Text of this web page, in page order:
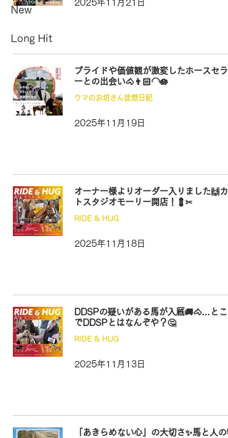
New
Long Hit
2025年11月21日
プライドや価値観が激変したホースセラ
ーとの出会い🐴👨🏻‍🦲🪷
ウマのお坊さん徒然日記
2025年11月19日
オーナー様よりオーダー入りました🙌カ
トスタジオモーリー開店！💈✂
RIDE & HUG
2025年11月18日
DDSPの疑いがある馬が入厩🚚🐴…とこ
でDDSPとはなんぞや？🤔
RIDE & HUG
2025年11月13日
「あきらめない心」の大切さ✨️馬と人の